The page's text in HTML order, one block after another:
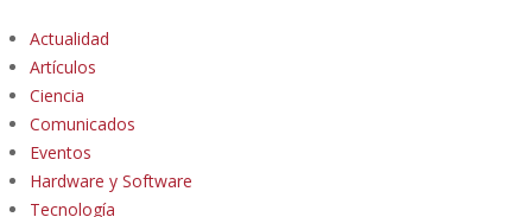
Actualidad
Artículos
Ciencia
Comunicados
Eventos
Hardware y Software
Tecnología